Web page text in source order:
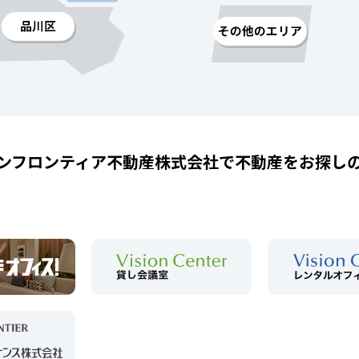
フロンティア不動産株式会社で不動産をお探し